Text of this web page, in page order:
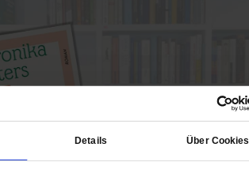
Details Über Cookies